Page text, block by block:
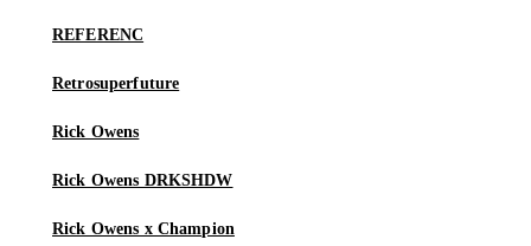
REFERENC
Retrosuperfuture
Rick Owens
Rick Owens DRKSHDW
Rick Owens x Champion